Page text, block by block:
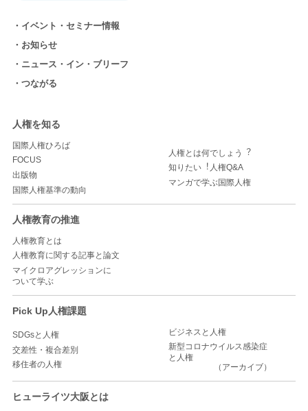
イベント・セミナー情報
お知らせ
ニュース・イン・ブリーフ
つながる
人権を知る
国際人権ひろば
FOCUS
出版物
国際人権基準の動向
人権とは何でしょう︖
知りたい︕人権Q&A
マンガで学ぶ国際人権
人権教育の推進
人権教育とは
人権教育に関する記事と論文
マイクロアグレッションに
ついて学ぶ
Pick Up人権課題
SDGsと人権
交差性・複合差別
移住者の人権
ビジネスと人権
新型コロナウイルス感染症
と人権
（アーカイブ）
ヒューライツ大阪とは